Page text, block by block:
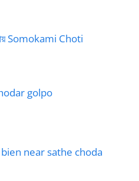
Somokami Choti
golpo
চুদি bien near sathe choda